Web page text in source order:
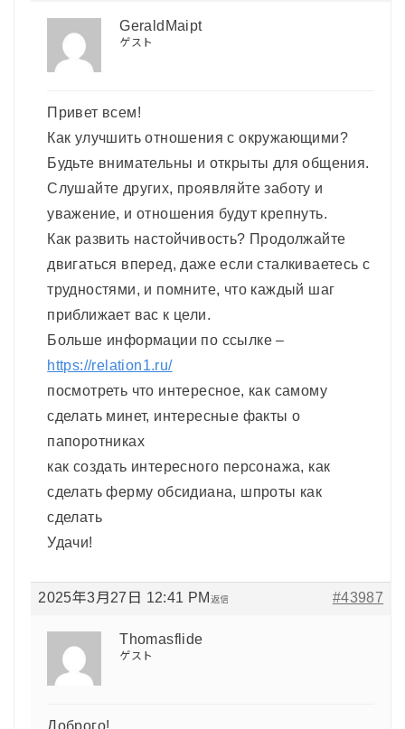
GeraldMaipt
ゲスト
Привет всем!
Как улучшить отношения с окружающими?
Будьте внимательны и открыты для общения.
Слушайте других, проявляйте заботу и
уважение, и отношения будут крепнуть.
Как развить настойчивость? Продолжайте
двигаться вперед, даже если сталкиваетесь с
трудностями, и помните, что каждый шаг
приближает вас к цели.
Больше информации по ссылке –
https://relation1.ru/
посмотреть что интересное, как самому
сделать минет, интересные факты о
папоротниках
как создать интересного персонажа, как
сделать ферму обсидиана, шпроты как
сделать
Удачи!
2025年3月27日 12:41 PM #43987
返信
Thomasflide
ゲスト
Доброго!